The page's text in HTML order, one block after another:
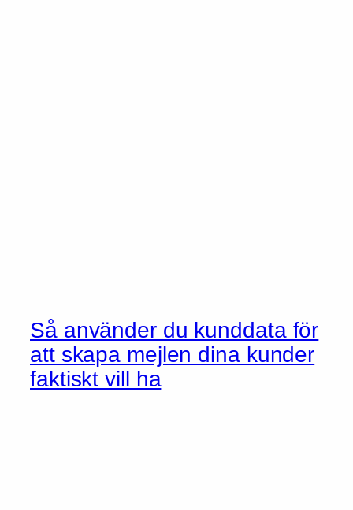
Så använder du kunddata för
att skapa mejlen dina kunder
faktiskt vill ha